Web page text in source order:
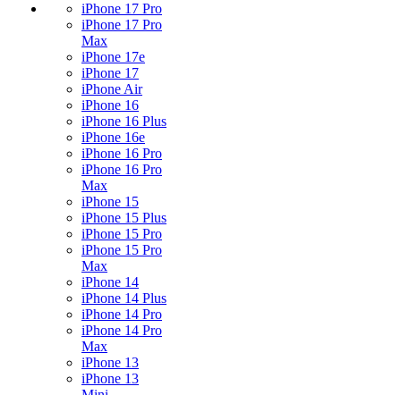
iPhone 17 Pro
iPhone 17 Pro
Max
iPhone 17e
iPhone 17
iPhone Air
iPhone 16
iPhone 16 Plus
iPhone 16e
iPhone 16 Pro
iPhone 16 Pro
Max
iPhone 15
iPhone 15 Plus
iPhone 15 Pro
iPhone 15 Pro
Max
iPhone 14
iPhone 14 Plus
iPhone 14 Pro
iPhone 14 Pro
Max
iPhone 13
iPhone 13